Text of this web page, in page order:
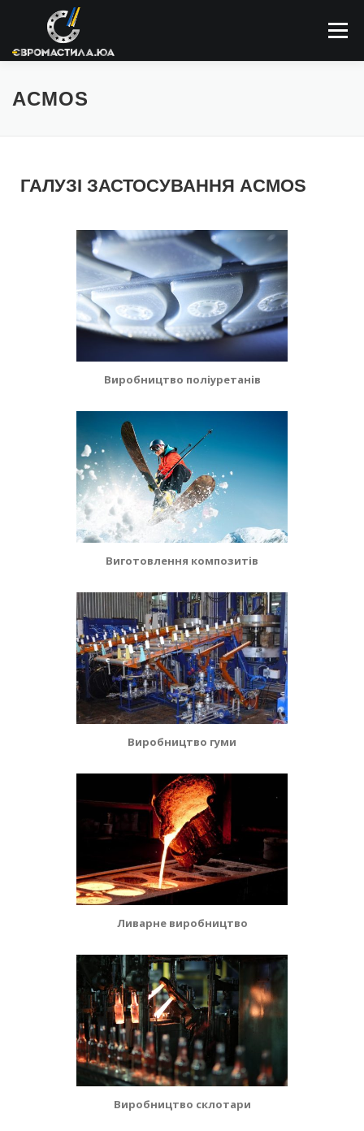
Меню
ПРО КОМПАНІЮ
ACMOS
ГАЛУЗІ ЗАСТОСУВАННЯ ACMOS
Виробництво поліуретанів
Виготовлення композитів
Виробництво гуми
Ливарне виробництво
Виробництво склотари